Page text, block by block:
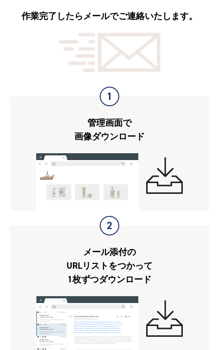
作業完了したらメールでご連絡いたします。
1
管理画面で
画像ダウンロード
2
メール添付の
URLリストをつかって
1枚ずつダウンロード